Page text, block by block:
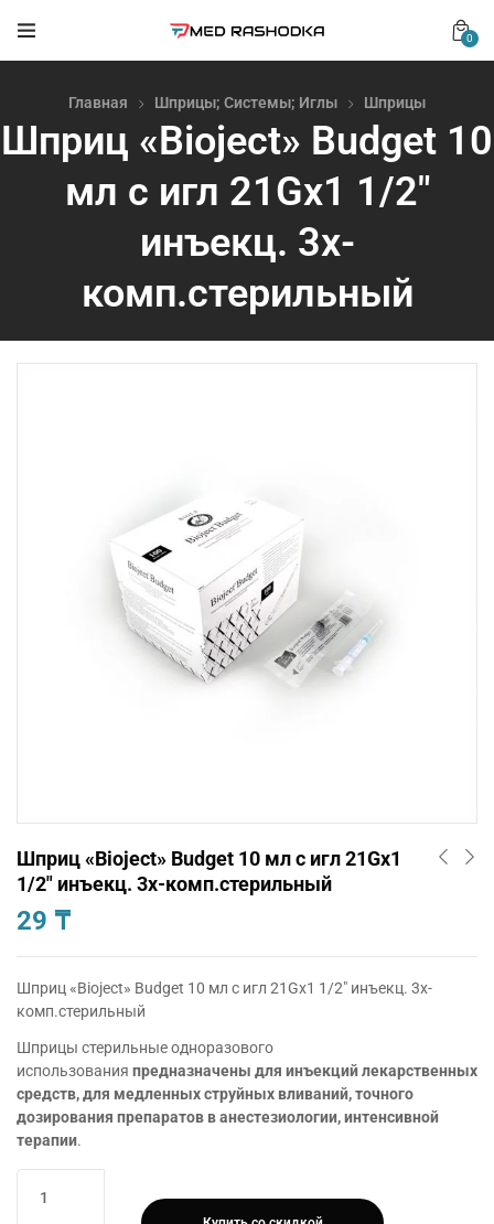
0
Главная Шприцы; Системы; Иглы Шприцы
Шприц «Bioject» Budget 10
мл с игл 21Gх1 1/2″
инъекц. 3х-
комп.стерильный
Шприц «Bioject» Budget 10 мл с игл 21Gх1
1/2″ инъекц. 3х-комп.стерильный
29 ₸
Шприц «Bioject» Budget 10 мл с игл 21Gх1 1/2″ инъекц. 3х-
комп.стерильный
Шприцы стерильные одноразового
использования предназначены для инъекций лекарственных
средств, для медленных струйных вливаний, точного
дозирования препаратов в анестезиологии, интенсивной
терапии.
товара